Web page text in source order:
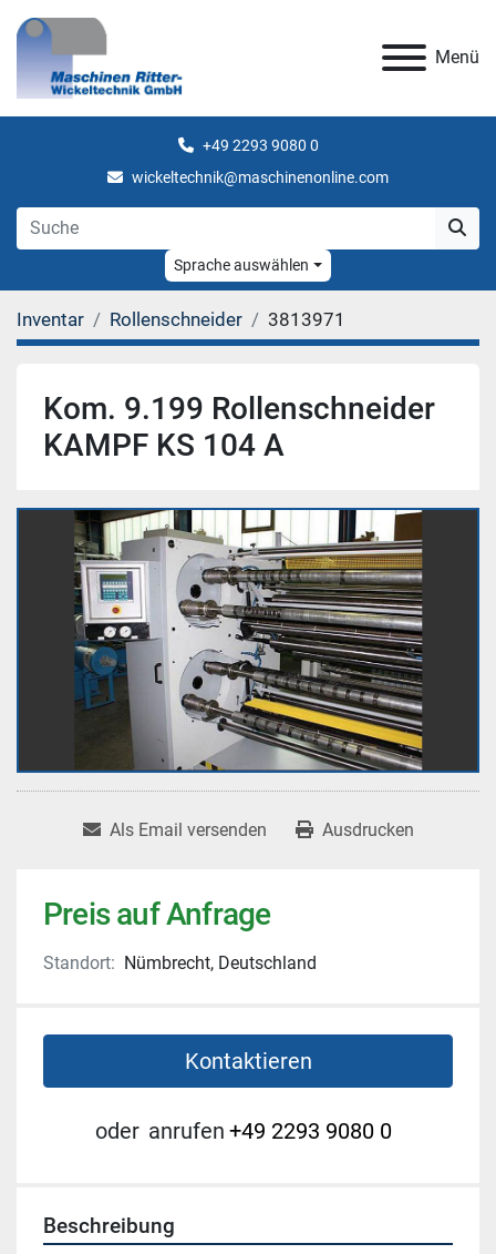
Menü
+49 2293 9080 0
wickeltechnik@maschinenonline.com
Sprache auswählen
Inventar Rollenschneider 3813971
Kom. 9.199 Rollenschneider
KAMPF KS 104 A
Als Email versenden Ausdrucken
Preis auf Anfrage
Standort: Nümbrecht, Deutschland
Kontaktieren
oder anrufen +49 2293 9080 0
Beschreibung